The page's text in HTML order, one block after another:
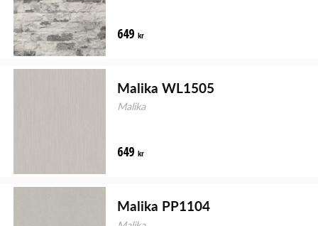
649 kr
Malika WL1505
Malika
649 kr
Malika PP1104